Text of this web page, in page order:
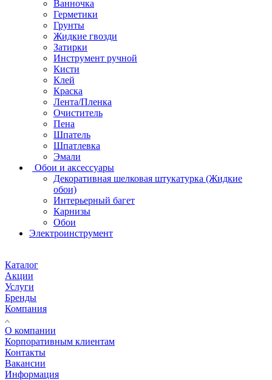
Ванночка
Герметики
Грунты
Жидкие гвозди
Затирки
Инструмент ручной
Кисти
Клей
Краска
Лента/Пленка
Очиститель
Пена
Шпатель
Шпатлевка
Эмали
Обои и аксессуары
Декоративная шелковая штукатурка (Жидкие
обои)
Интерьерный багет
Карнизы
Обои
Электроинструмент
Каталог
Акции
Услуги
Бренды
Компания
О компании
Корпоративным клиентам
Контакты
Вакансии
Информация